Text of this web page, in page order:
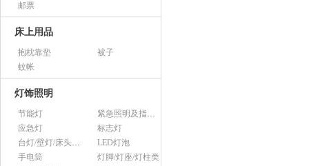
邮票
床上用品
抱枕靠垫
被子
蚊帐
灯饰照明
节能灯
紧急照明及指示灯
应急灯
标志灯
台灯/壁灯/床头灯/落地灯
LED灯泡
手电筒
灯脚/灯座/灯柱类